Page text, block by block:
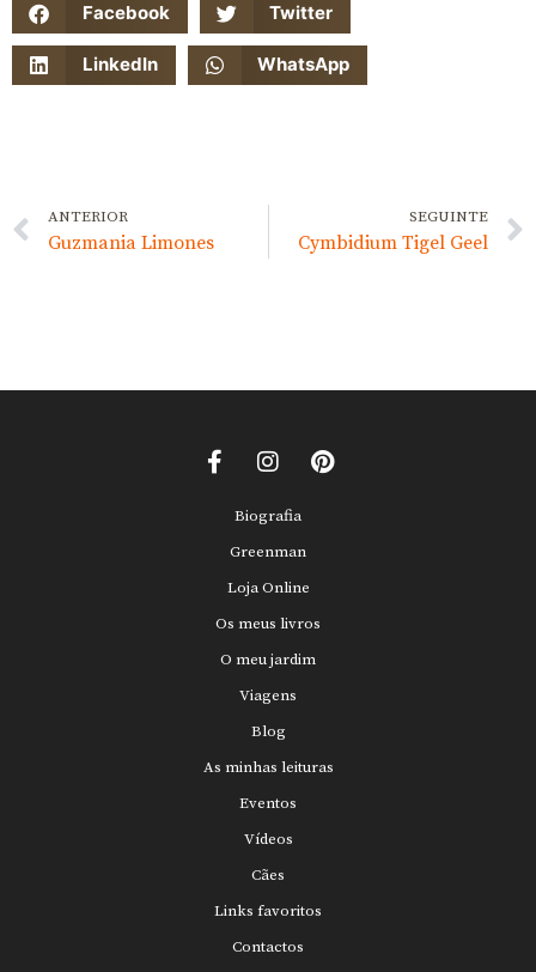
Facebook Twitter
LinkedIn WhatsApp
ANTERIOR
Guzmania Limones
SEGUINTE
Cymbidium Tigel Geel
Biografia
Greenman
Loja Online
Os meus livros
O meu jardim
Viagens
Blog
As minhas leituras
Eventos
Vídeos
Cães
Links favoritos
Contactos